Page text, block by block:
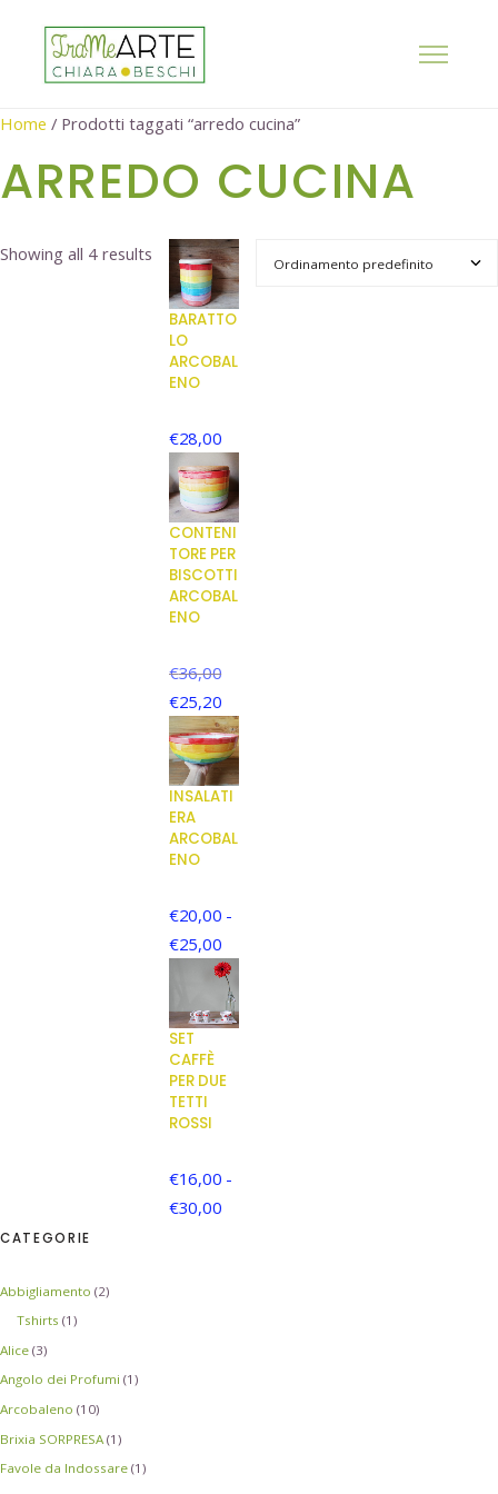
Home / Prodotti taggati “arredo cucina”
ARREDO CUCINA
Showing all 4 results
BARATTO
LO
ARCOBAL
ENO
€28,00
CONTENI
TORE PER
BISCOTTI
ARCOBAL
ENO
€36,00
€25,20
INSALATI
ERA
ARCOBAL
ENO
€20,00 -
€25,00
SET
CAFFÈ
PER DUE
TETTI
ROSSI
€16,00 -
€30,00
CATEGORIE
Abbigliamento (2)
Tshirts (1)
Alice (3)
Angolo dei Profumi (1)
Arcobaleno (10)
Brixia SORPRESA (1)
Favole da Indossare (1)